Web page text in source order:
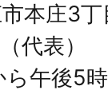
本庄3丁
代表）
午後5